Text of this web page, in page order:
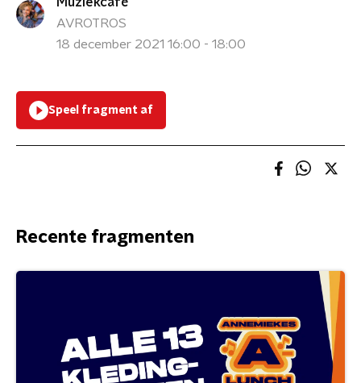
AVROTROS
18 december 2021 16:00 - 18:00
Speel fragment af
Recente fragmenten